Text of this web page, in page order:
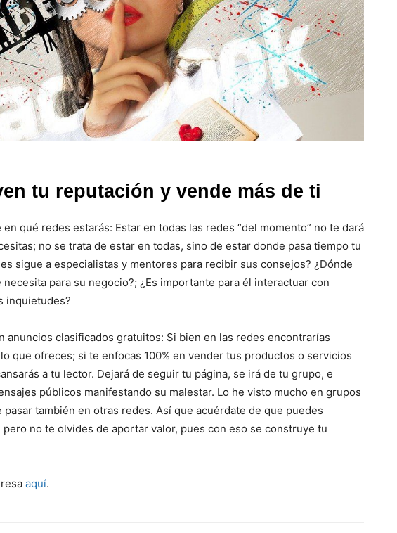
tu reputación y vende más de ti
qué redes estarás: Estar en todas las redes “del momento” no te dará
no se trata de estar en todas, sino de estar donde pasa tiempo tu
sigue a especialistas y mentores para recibir sus consejos? ¿Dónde
para su negocio?; ¿Es importante para él interactuar con
inquietudes?
anuncios clasificados gratuitos: Si bien en las redes encontrarías
que ofreces; si te enfocas 100% en vender tus productos o servicios
a tu lector. Dejará de seguir tu página, se irá de tu grupo, e
públicos manifestando su malestar. Lo he visto mucho en grupos
también en otras redes. Así que acuérdate de que puedes
no te olvides de aportar valor, pues con eso se construye tu
aquí.